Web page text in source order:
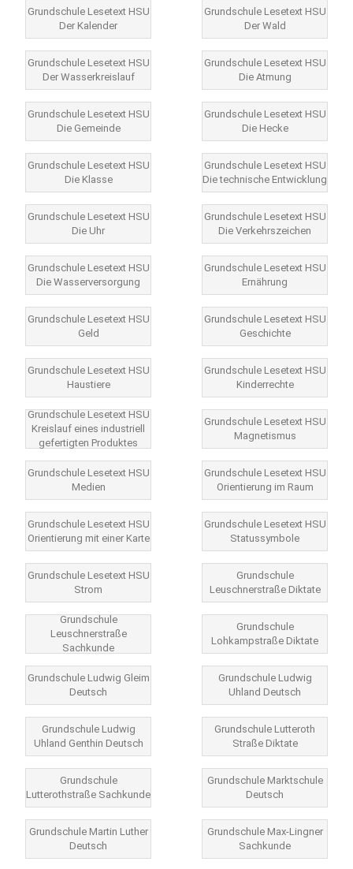
Grundschule Lesetext HSU
Der Kalender
Grundschule Lesetext HSU
Der Wald
Grundschule Lesetext HSU
Der Wasserkreislauf
Grundschule Lesetext HSU
Die Atmung
Grundschule Lesetext HSU
Die Gemeinde
Grundschule Lesetext HSU
Die Hecke
Grundschule Lesetext HSU
Die Klasse
Grundschule Lesetext HSU
Die technische Entwicklung
Grundschule Lesetext HSU
Die Uhr
Grundschule Lesetext HSU
Die Verkehrszeichen
Grundschule Lesetext HSU
Die Wasserversorgung
Grundschule Lesetext HSU
Ernährung
Grundschule Lesetext HSU
Geld
Grundschule Lesetext HSU
Geschichte
Grundschule Lesetext HSU
Haustiere
Grundschule Lesetext HSU
Kinderrechte
Grundschule Lesetext HSU
Kreislauf eines industriell
gefertigten Produktes
Grundschule Lesetext HSU
Magnetismus
Grundschule Lesetext HSU
Medien
Grundschule Lesetext HSU
Orientierung im Raum
Grundschule Lesetext HSU
Orientierung mit einer Karte
Grundschule Lesetext HSU
Statussymbole
Grundschule Lesetext HSU
Strom
Grundschule
Leuschnerstraße Diktate
Grundschule
Leuschnerstraße
Sachkunde
Grundschule
Lohkampstraße Diktate
Grundschule Ludwig Gleim
Deutsch
Grundschule Ludwig
Uhland Deutsch
Grundschule Ludwig
Uhland Genthin Deutsch
Grundschule Lutteroth
Straße Diktate
Grundschule
Lutterothstraße Sachkunde
Grundschule Marktschule
Deutsch
Grundschule Martin Luther
Deutsch
Grundschule Max-Lingner
Sachkunde